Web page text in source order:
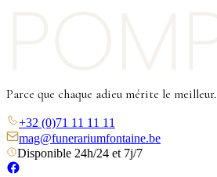
Parce que chaque adieu mérite le meilleur.
+32 (0)71 11 11 11
mag@funerariumfontaine.be
Disponible 24h/24 et 7j/7